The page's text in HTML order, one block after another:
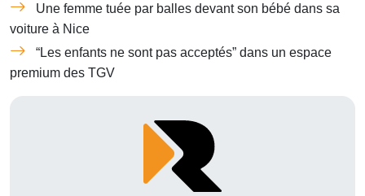
Une femme tuée par balles devant son bébé dans sa
voiture à Nice
“Les enfants ne sont pas acceptés” dans un espace
premium des TGV